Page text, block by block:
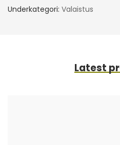
Underkategori: Valaistus
Latest